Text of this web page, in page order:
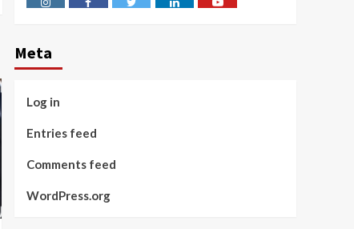
InstagramFacebookTwitter LinkedinYoutube
Meta
Log in
Entries feed
Comments feed
WordPress.org